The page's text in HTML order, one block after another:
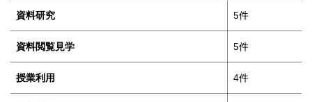
資料研究 5件
資料閲覧見学 5件
授業利用 4件